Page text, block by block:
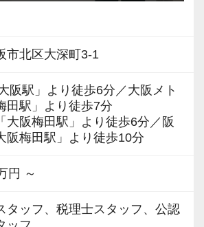
市北区大深町3-1
阪駅」より徒歩6分／大阪メト
田駅」より徒歩7分
大阪梅田駅」より徒歩6分／阪
阪梅田駅」より徒歩10分
円 ～
タッフ、税理士スタッフ、公認